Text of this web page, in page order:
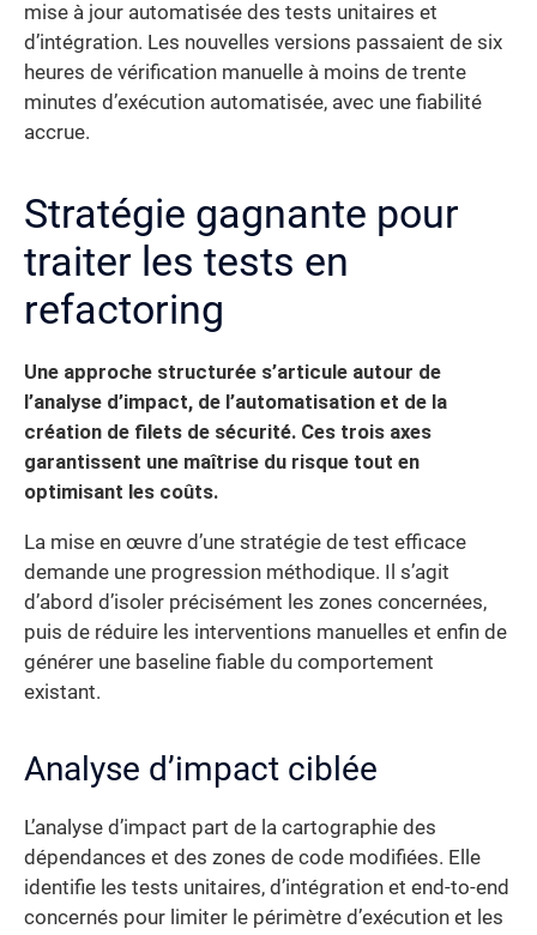
mise à jour automatisée des tests unitaires et
d’intégration. Les nouvelles versions passaient de six
heures de vérification manuelle à moins de trente
minutes d’exécution automatisée, avec une fiabilité
accrue.
Stratégie gagnante pour
traiter les tests en
refactoring
Une approche structurée s’articule autour de
l’analyse d’impact, de l’automatisation et de la
création de filets de sécurité. Ces trois axes
garantissent une maîtrise du risque tout en
optimisant les coûts.
La mise en œuvre d’une stratégie de test efficace
demande une progression méthodique. Il s’agit
d’abord d’isoler précisément les zones concernées,
puis de réduire les interventions manuelles et enfin de
générer une baseline fiable du comportement
existant.
Analyse d’impact ciblée
L’analyse d’impact part de la cartographie des
dépendances et des zones de code modifiées. Elle
identifie les tests unitaires, d’intégration et end-to-end
concernés pour limiter le périmètre d’exécution et les